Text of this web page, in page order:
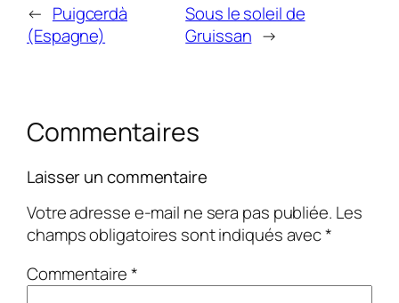
← Puigcerdà
(Espagne)
Sous le soleil de
Gruissan →
Commentaires
Laisser un commentaire
Votre adresse e-mail ne sera pas publiée. Les
champs obligatoires sont indiqués avec*
Commentaire*